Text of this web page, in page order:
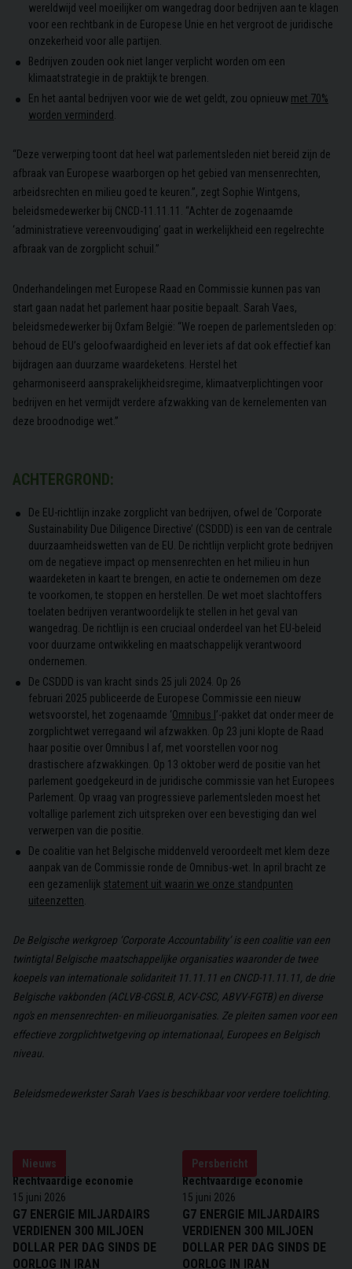
wereldwijd veel moeilijker om wangedrag door bedrijven aan te klagen
voor een rechtbank in de Europese Unie en het vergroot de juridische
onzekerheid voor alle partijen.
Bedrijven zouden ook niet langer verplicht worden om een
klimaatstrategie in de praktijk te brengen.
En het aantal bedrijven voor wie de wet geldt, zou opnieuw met 70%
worden verminderd
“Deze verwerping toont dat heel wat parlementsleden niet bereid zijn de
afbraak van Europese waarborgen op het gebied van mensenrechten,
arbeidsrechten en milieu goed te keuren.”, zegt Sophie Wintgens,
beleidsmedewerker bij CNCD-11.11.11. “Achter de zogenaamde
‘administratieve vereenvoudiging’ gaat in werkelijkheid een regelrechte
afbraak van de zorgplicht schuil.”
Onderhandelingen met Europese Raad en Commissie kunnen pas van
start gaan nadat het parlement haar positie bepaalt. Sarah Vaes,
beleidsmedewerker bij Oxfam België: “We roepen de parlementsleden op:
behoud de EU’s geloofwaardigheid en lever iets af dat ook effectief kan
bijdragen aan duurzame waardeketens. Herstel het
geharmoniseerd aansprakelijkheidsregime, klimaatverplichtingen voor
bedrijven en het vermijdt verdere afzwakking van de kernelementen van
deze broodnodige wet.”
ACHTERGROND:
De EU-richtlijn inzake zorgplicht van bedrijven, ofwel de ‘Corporate
Sustainability Due Diligence Directive’ (CSDDD) is een van de centrale
duurzaamheidswetten van de EU. De richtlijn verplicht grote bedrijven
om de negatieve impact op mensenrechten en het milieu in hun
waardeketen in kaart te brengen, en actie te ondernemen om deze
te voorkomen, te stoppen en herstellen. De wet moet slachtoffers
toelaten bedrijven verantwoordelijk te stellen in het geval van
wangedrag. De richtlijn is een cruciaal onderdeel van het EU-beleid
voor duurzame ontwikkeling en maatschappelijk verantwoord
ondernemen.
De CSDDD is van kracht sinds 25 juli 2024. Op 26
februari 2025 publiceerde de Europese Commissie een nieuw
wetsvoorstel, het zogenaamde ‘Omnibus I’-pakket dat onder meer de
zorgplichtwet verregaand wil afzwakken. Op 23 juni klopte de Raad
haar positie over Omnibus I af, met voorstellen voor nog
drastischere afzwakkingen. Op 13 oktober werd de positie van het
parlement goedgekeurd in de juridische commissie van het Europees
Parlement. Op vraag van progressieve parlementsleden moest het
voltallige parlement zich uitspreken over een bevestiging dan wel
verwerpen van die positie.
De coalitie van het Belgische middenveld veroordeelt met klem deze
aanpak van de Commissie ronde de Omnibus-wet. In april bracht ze
een gezamenlijk statement uit waarin we onze standpunten
uiteenzetten
De Belgische werkgroep ‘Corporate Accountability’ is een coalitie van een
twintigtal Belgische maatschappelijke organisaties waaronder de twee
koepels van internationale solidariteit 11.11.11 en CNCD-11.11.11, de drie
Belgische vakbonden (ACLVB-CGSLB, ACV-CSC, ABVV-FGTB) en diverse
ngo's en mensenrechten- en milieuorganisaties. Ze pleiten samen voor een
effectieve zorgplichtwetgeving op internationaal, Europees en Belgisch
niveau.
Beleidsmedewerkster Sarah Vaes is beschikbaar voor verdere toelichting.
Nieuws
Rechtvaardige economie
15 juni 2026
G7 ENERGIE MILJARDAIRS
VERDIENEN 300 MILJOEN
DOLLAR PER DAG SINDS DE
OORLOG IN IRAN
Persbericht
Rechtvaardige economie
15 juni 2026
G7 ENERGIE MILJARDAIRS
VERDIENEN 300 MILJOEN
DOLLAR PER DAG SINDS DE
OORLOG IN IRAN